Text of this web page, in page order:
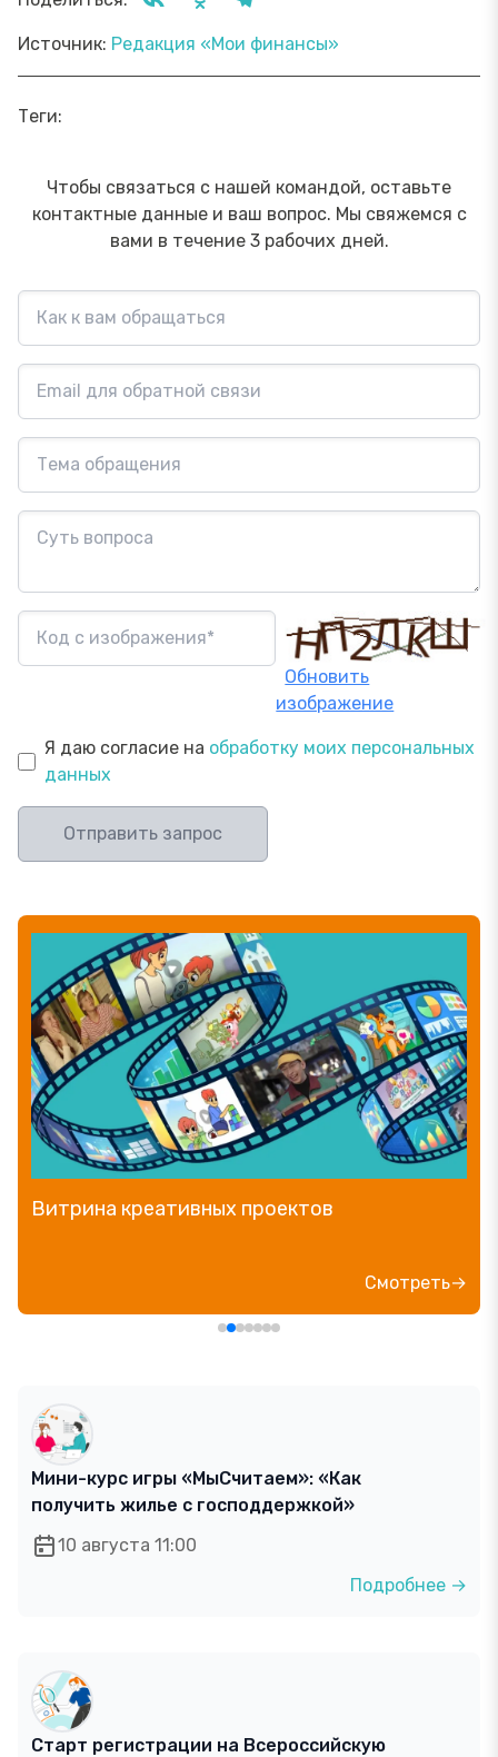
Источник: Редакция «Мои финансы»
Теги:
Чтобы связаться с нашей командой, оставьте
контактные данные и ваш вопрос. Мы свяжемся с
вами в течение 3 рабочих дней.
Обновить
изображение
Я даю согласие на обработку моих персональных
данных
Отправить запрос
Витрина креативных проектов
Смотреть→
Мини-курс игры «МыСчитаем»: «Как
получить жилье с господдержкой»
10 августа 11:00
Подробнее →
Старт регистрации на Всероссийскую